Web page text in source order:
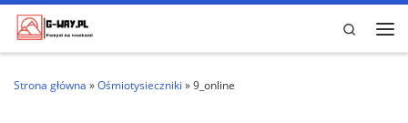
Przejdź do treści
Search
Strona główna »Ośmiotysieczniki »9_online